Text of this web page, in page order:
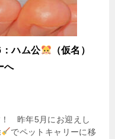
：ハム公
（仮名）
へ
昨年5月にお迎えし
でペットキャリーに移